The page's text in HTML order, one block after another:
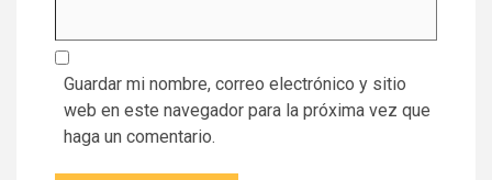
Guardar mi nombre, correo electrónico y sitio
web en este navegador para la próxima vez que
haga un comentario.